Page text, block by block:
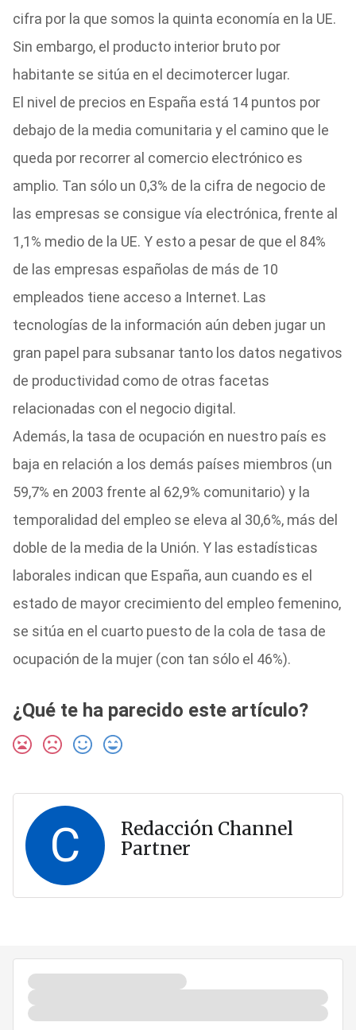
cifra por la que somos la quinta economía en la UE.
Sin embargo, el producto interior bruto por
habitante se sitúa en el decimotercer lugar.
El nivel de precios en España está 14 puntos por
debajo de la media comunitaria y el camino que le
queda por recorrer al comercio electrónico es
amplio. Tan sólo un 0,3% de la cifra de negocio de
las empresas se consigue vía electrónica, frente al
1,1% medio de la UE. Y esto a pesar de que el 84%
de las empresas españolas de más de 10
empleados tiene acceso a Internet. Las
tecnologías de la información aún deben jugar un
gran papel para subsanar tanto los datos negativos
de productividad como de otras facetas
relacionadas con el negocio digital.
Además, la tasa de ocupación en nuestro país es
baja en relación a los demás países miembros (un
59,7% en 2003 frente al 62,9% comunitario) y la
temporalidad del empleo se eleva al 30,6%, más del
doble de la media de la Unión. Y las estadísticas
laborales indican que España, aun cuando es el
estado de mayor crecimiento del empleo femenino,
se sitúa en el cuarto puesto de la cola de tasa de
ocupación de la mujer (con tan sólo el 46%).
¿Qué te ha parecido este artículo?
C
Redacción Channel
Partner